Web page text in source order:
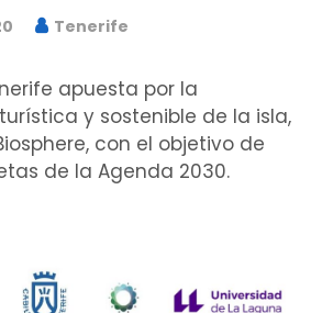
Tenerife
apuesta por la
y sostenible de la isla,
con el objetivo de
de la Agenda 2030.